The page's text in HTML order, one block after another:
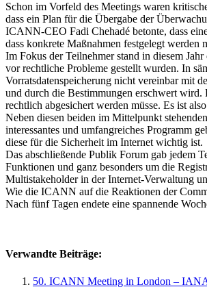
Schon im Vorfeld des Meetings waren
dass ein Plan für die Übergabe der
ICANN-CEO Fadi Chehadé betonte, dass
dass konkrete Maßnahmen festgelegt
Im Fokus der Teilnehmer stand in diesem
vor rechtliche Probleme gestellt wurden. In
Vorratsdatenspeicherung nicht vereinbar mit
und durch die Bestimmungen erschwert
rechtlich abgesichert werden müsse. Es ist
Neben diesen beiden im Mittelpunkt
interessantes und umfangreiches Programm
diese für die Sicherheit im Internet wichtig ist.
Das abschließende Publik Forum gab jedem
Funktionen und ganz besonders um die
Multistakeholder in der Internet-Verwaltung
Wie die ICANN auf die Reaktionen der
Nach fünf Tagen endete eine spannende
Verwandte Beiträge:
50. ICANN Meeting in London –